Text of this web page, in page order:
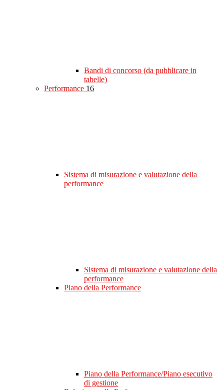
Bandi di concorso (da pubblicare in
tabelle)
Performance 16
Sistema di misurazione e valutazione della
performance
Sistema di misurazione e valutazione della
performance
Piano della Performance
Piano della Performance/Piano esecutivo
di gestione